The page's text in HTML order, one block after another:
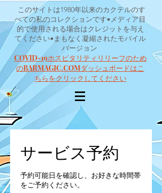
このサイトは1980年以来のカクテルのす
べての私のコレクションです•メディア目
的で使用される場合はクレジットを与え
てください•まもなく凝縮されたモバイル
バージョン
COVID-19ホスピタリティリリーフのため
のBARMAGIC.COMダッシュボードはこ
ちらをクリックしてください
サービス予約
予約可能日を確認し、お好きな時間帯
をご予約ください。